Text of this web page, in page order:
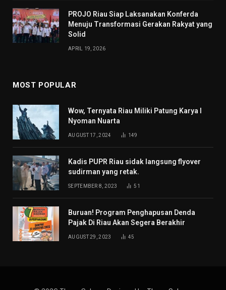
PROJO Riau Siap Laksanakan Konferda
Menuju Transformasi Gerakan Rakyat yang
Solid
APRIL 19, 2026
MOST POPULAR
Wow, Ternyata Riau Miliki Patung Karya I
Nyoman Nuarta
AUGUST 17, 2024 149
Kadis PUPR Riau sidak langsung flyover
sudirman yang retak.
SEPTEMBER 8, 2023 51
Buruan! Program Penghapusan Denda
Pajak Di Riau Akan Segera Berakhir
AUGUST 29, 2023 45